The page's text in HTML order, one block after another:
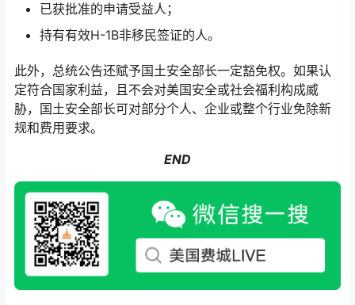
已获批准的申请受益人；
持有有效H-1B非移民签证的人。
此外，总统公告还赋予国土安全部长一定豁免权。如果认
定符合国家利益，且不会对美国安全或社会福利构成威
胁，国土安全部长可对部分个人、企业或整个行业免除新
规和费用要求。
END